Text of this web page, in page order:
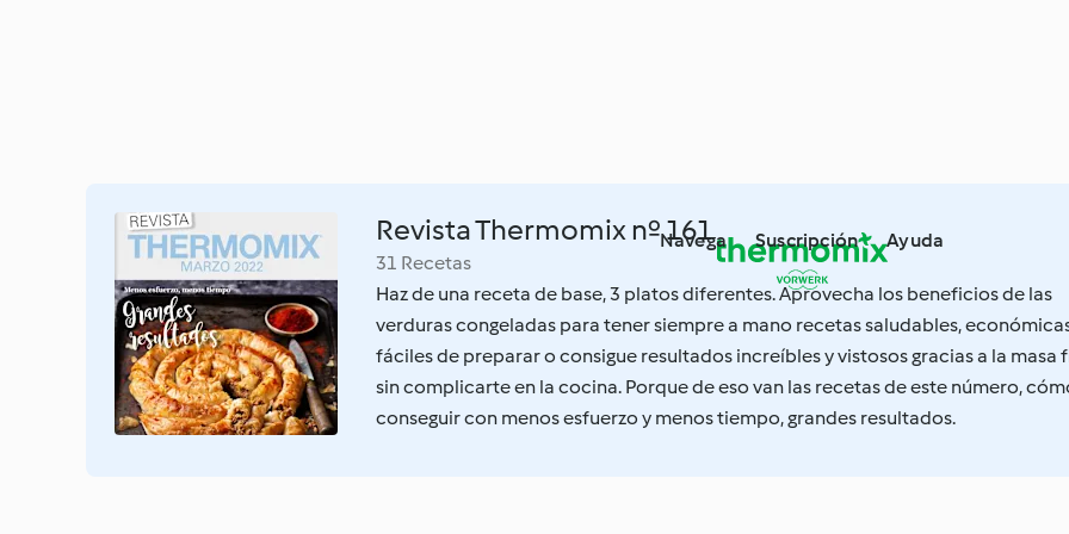
Navega Suscripción Ayuda
Revista Thermomix nº 161
31 Recetas
Haz de una receta de base, 3 platos diferentes. Aprovecha los beneficios de las
verduras congeladas para tener siempre a mano recetas saludables,
fáciles de preparar o consigue resultados increíbles y vistosos gracias a la masa
sin complicarte en la cocina. Porque de eso van las recetas de este número,
conseguir con menos esfuerzo y menos tiempo, grandes resultados.